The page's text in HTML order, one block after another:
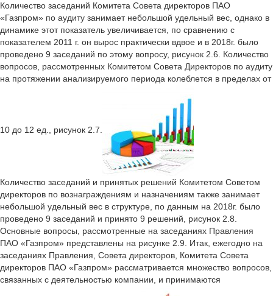
Количество заседаний Комитета Совета директоров ПАО
«Газпром» по аудиту занимает небольшой удельный вес, однако в
динамике этот показатель увеличивается, по сравнению с
показателем 2011 г. он вырос практически вдвое и в 2018г. было
проведено 9 заседаний по этому вопросу, рисунок 2.6. Количество
вопросов, рассмотренных Комитетом Совета Директоров по аудиту
на протяжении анализируемого периода колеблется в пределах от
10 до 12 ед., рисунок 2.7.
Количество заседаний и принятых решений Комитетом Советом
директоров по вознаграждениям и назначениям также занимает
небольшой удельный вес в структуре, по данным на 2018г. было
проведено 9 заседаний и принято 9 решений, рисунок 2.8.
Основные вопросы, рассмотренные на заседаниях Правления
ПАО «Газпром» представлены на рисунке 2.9. Итак, ежегодно на
заседаниях Правления, Совета директоров, Комитета Совета
директоров ПАО «Газпром» рассматривается множество вопросов,
связанных с деятельностью компании, и принимаются